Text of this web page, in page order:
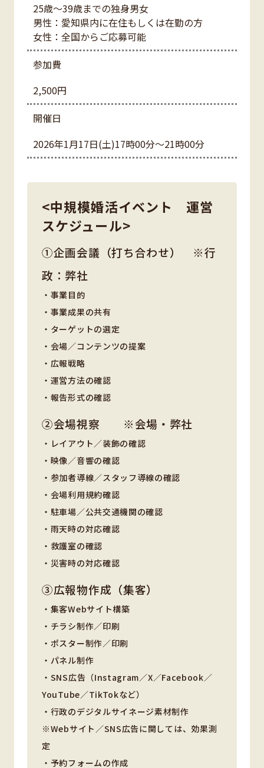
25歳～39歳までの独身男女
男性：愛知県内に在住もしくは在勤の方
女性：全国からご応募可能
参加費
2,500円
開催日
2026年1月17日(土)17時00分～21時00分
<中規模婚活イベント 運営
スケジュール>
①企画会議（打ち合わせ） ※行
政：弊社
・事業目的
・事業成果の共有
・ターゲットの選定
・会場／コンテンツの提案
・広報戦略
・運営方法の確認
・報告形式の確認
②会場視察 ※会場・弊社
・レイアウト／装飾の確認
・映像／音響の確認
・参加者導線／スタッフ導線の確認
・会場利用規約確認
・駐車場／公共交通機関の確認
・雨天時の対応確認
・救護室の確認
・災害時の対応確認
③広報物作成（集客）
・集客Webサイト構築
・チラシ制作／印刷
・ポスター制作／印刷
・パネル制作
・SNS広告（Instagram／X／Facebook／
YouTube／TikTokなど）
・行政のデジタルサイネージ素材制作
※Webサイト／SNS広告に関しては、効果測
定
・予約フォームの作成